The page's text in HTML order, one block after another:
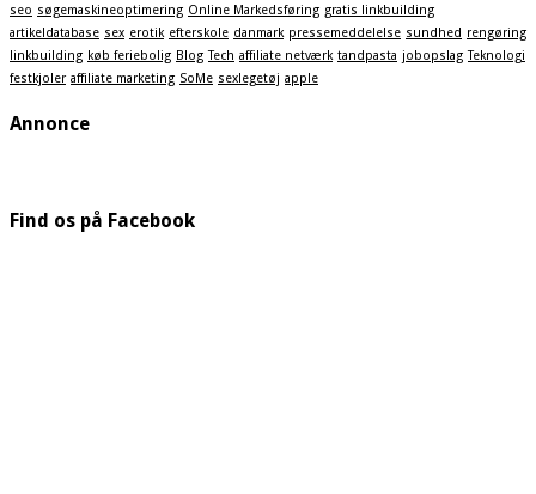
seo søgemaskineoptimering Online Markedsføring gratis linkbuilding
artikeldatabase sex erotik efterskole danmark pressemeddelelse sundhed rengøring
linkbuilding køb feriebolig Blog Tech affiliate netværk tandpasta jobopslag Teknologi
festkjoler affiliate marketing SoMe sexlegetøj apple
Annonce
Find os på Facebook